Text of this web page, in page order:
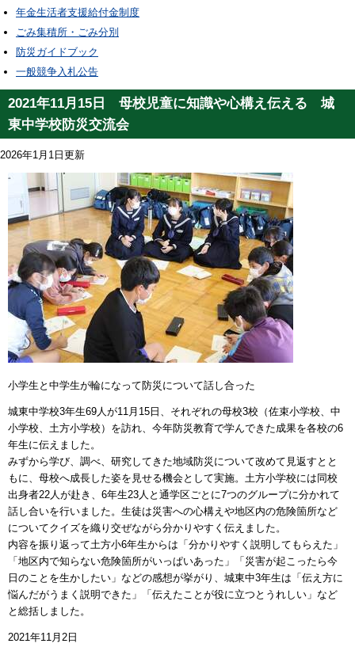
年金生活者支援給付金制度
ごみ集積所・ごみ分別
防災ガイドブック
一般競争入札公告
2021年11月15日 母校児童に知識や心構え伝える 城
東中学校防災交流会
2026年1月1日更新
小学生と中学生が輪になって防災について話し合った
城東中学校3年生69人が11月15日、それぞれの母校3校（佐束小学校、中
小学校、土方小学校）を訪れ、今年防災教育で学んできた成果を各校の6
年生に伝えました。
みずから学び、調べ、研究してきた地域防災について改めて見返すとと
もに、母校へ成長した姿を見せる機会として実施。土方小学校には同校
出身者22人が赴き、6年生23人と通学区ごとに7つのグループに分かれて
話し合いを行いました。生徒は災害への心構えや地区内の危険箇所など
についてクイズを織り交ぜながら分かりやすく伝えました。
内容を振り返って土方小6年生からは「分かりやすく説明してもらえた」
「地区内で知らない危険箇所がいっぱいあった」「災害が起こったら今
日のことを生かしたい」などの感想が挙がり、城東中3年生は「伝え方に
悩んだがうまく説明できた」「伝えたことが役に立つとうれしい」など
と総括しました。
2021年11月2日